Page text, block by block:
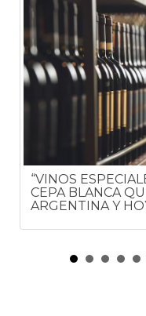
“VINOS
CEPA BLANCA
ARGENTINA Y